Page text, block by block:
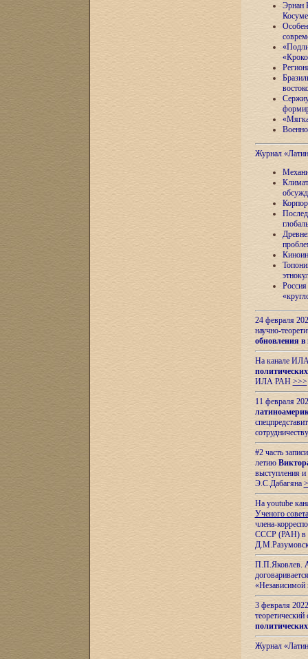
Эрнан
Журнал
24 февраля
научно-
обновления в
На канале
ИЛА РАН >>>
11 февраля
#2 часть
летию
выступления
Э.С.Дабагяна
На youtube
Ученого
члена-
СССР (РАН) в
П.П.Яковлев.
«Независимой
3 февраля
теоретический
Журнал